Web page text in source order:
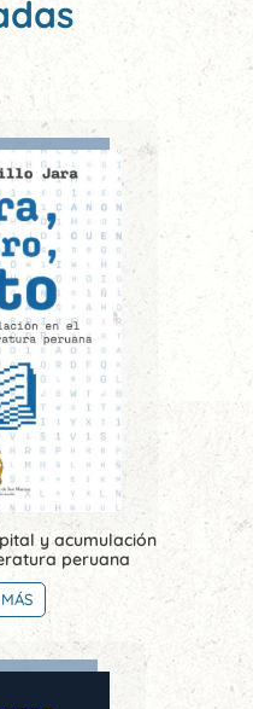
y acumulación
peruana